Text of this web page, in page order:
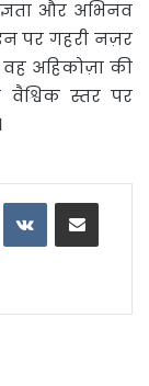
और अभिनव
पर गहरी नज़र
अहिकोज़ा की
स्तर पर
VKontakteShare via Email